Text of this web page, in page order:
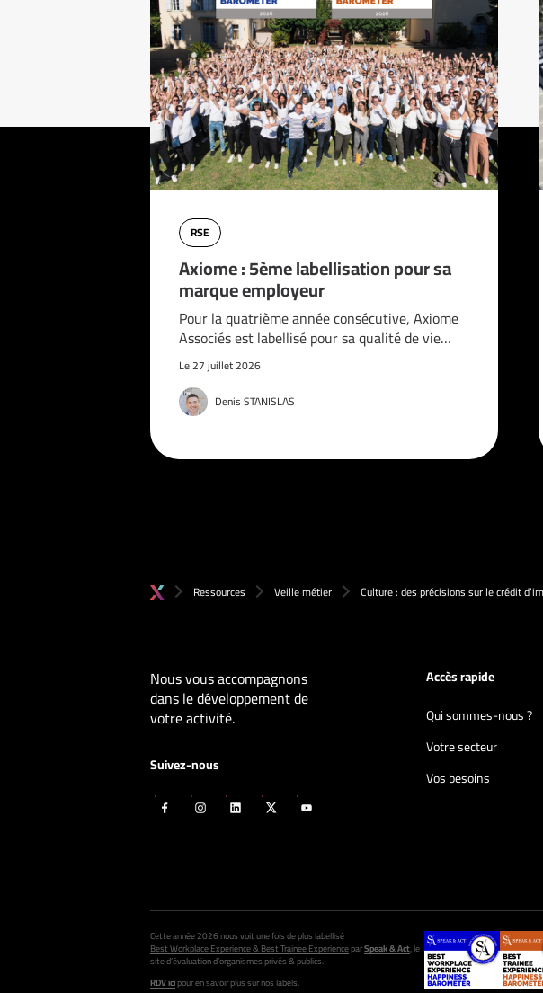
RSE
Axiome : 5ème labellisation pour sa
marque employeur
Pour la quatrième année consécutive, Axiome
Associés est labellisé pour sa qualité de vie…
Le 27 juillet 2026
Denis STANISLAS
Ressources Veille métier Culture : des précisions sur le crédit
Nous vous accompagnons
dans le développement de
votre activité.
Suivez-nous
Accès rapide
Qui sommes-nous ?
Votre secteur
Vos besoins
Cette année 2026 nous voit une fois de plus labellisé
Best Workplace Experience & Best Trainee ExperienceparSpeak & Act, le
site d’évaluation d’organismes privés & publics.
RDV icipour en savoir plus sur nos labels.